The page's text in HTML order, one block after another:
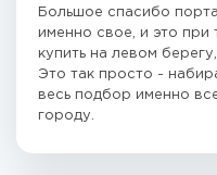
Большое спасибо
именно свое, и это при
купить на левом
Это так просто -
весь подбор именно
городу.